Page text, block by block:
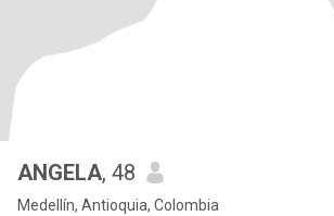
ANGELA, 48
Medellín, Antioquia, Colombia